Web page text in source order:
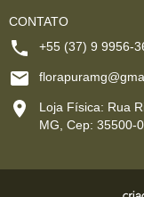
CONTATO
+55 (37) 9 9956-
Loja Física: Rua
MG, Cep: 35500-